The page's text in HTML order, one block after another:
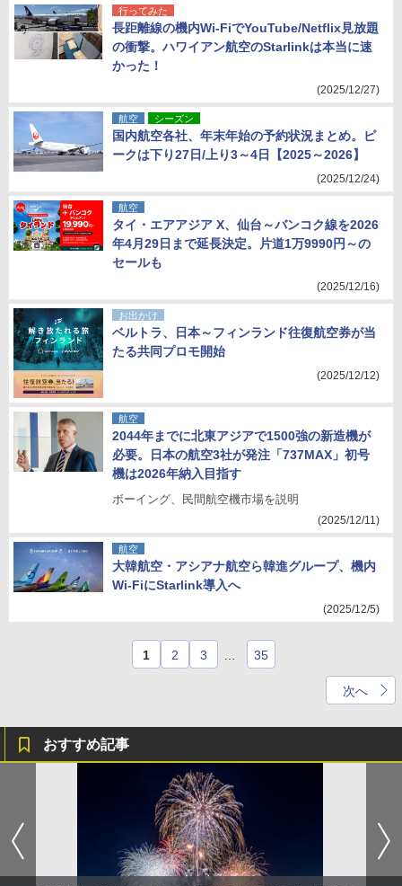
行ってみた
長距離線の機内Wi-FiでYouTube/Netflix見放題
の衝撃。ハワイアン航空のStarlinkは本当に速
かった！
(2025/12/27)
航空 シーズン
国内航空各社、年末年始の予約状況まとめ。ピ
ークは下り27日/上り3～4日【2025～2026】
(2025/12/24)
航空
タイ・エアアジア X、仙台～バンコク線を2026
年4月29日まで延長決定。片道1万9990円～の
セールも
(2025/12/16)
お出かけ
ベルトラ、日本～フィンランド往復航空券が当
たる共同プロモ開始
(2025/12/12)
航空
2044年までに北東アジアで1500強の新造機が
必要。日本の航空3社が発注「737MAX」初号
機は2026年納入目指す
ボーイング、民間航空機市場を説明
(2025/12/11)
航空
大韓航空・アシアナ航空ら韓進グループ、機内
Wi-FiにStarlink導入へ
(2025/12/5)
1 2 3 35
次へ
おすすめ記事